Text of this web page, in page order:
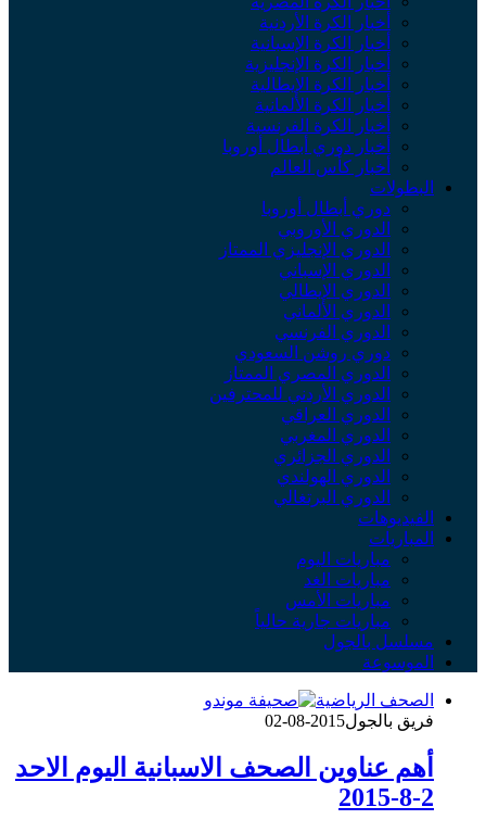
أخبار الكرة الأردنية
أخبار الكرة الإسبانية
أخبار الكرة الإنجليزية
أخبار الكرة الإيطالية
أخبار الكرة الألمانية
أخبار الكرة الفرنسية
أخبار دوري أبطال أوروبا
أخبار كأس العالم
البطولات
دوري أبطال أوروبا
الدوري الأوروبي
الدوري الإنجليزي الممتاز
الدوري الإسباني
الدوري الإيطالي
الدوري الألماني
الدوري الفرنسي
دوري روشن السعودي
الدوري المصري الممتاز
الدوري الأردني للمحترفين
الدوري العراقي
الدوري المغربي
الدوري الجزائري
الدوري الهولندي
الدوري البرتغالي
الفيديوهات
المباريات
مباريات اليوم
مباريات الغد
مباريات الأمس
مباريات جارية حالياً
مسلسل بالجول
الموسوعة
الصحف الرياضية
فريق بالجول2015-08-02
أهم عناوين الصحف الاسبانية اليوم الاحد
2-8-2015